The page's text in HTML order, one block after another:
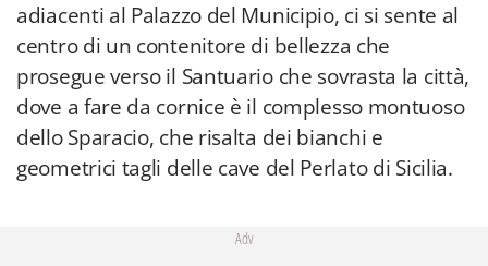
adiacenti al Palazzo del Municipio, ci si sente al
centro di un contenitore di bellezza che
prosegue verso il Santuario che sovrasta la città,
dove a fare da cornice è il complesso montuoso
dello Sparacio, che risalta dei bianchi e
geometrici tagli delle cave del Perlato di Sicilia.
Adv